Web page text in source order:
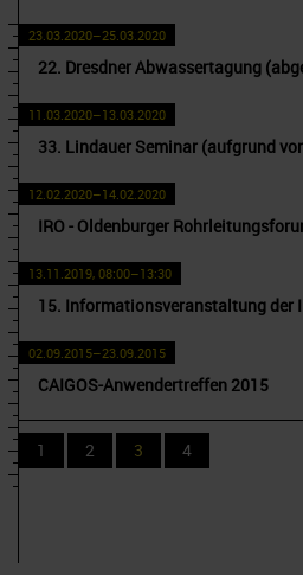
23.03.2020–25.03.2020
22. Dresdner Abwassertagung
11.03.2020–13.03.2020
33. Lindauer Seminar (aufgrund
12.02.2020–14.02.2020
IRO - Oldenburger
13.11.2019, 08:00–13:30
15. Informationsveranstaltung der
02.09.2015–23.09.2015
CAIGOS-Anwendertreffen 2015
1 2 3 4